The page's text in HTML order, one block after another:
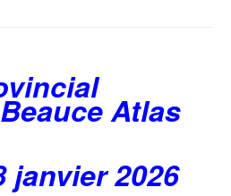
Atlas
janvier 2026